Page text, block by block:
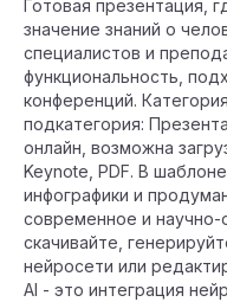
Готовая презентация,
значение знаний о
специалистов и
функциональность,
конференций.
подкатегория:
онлайн, возможна
Keynote, PDF. В
инфографики и
современное и
скачивайте,
нейросети или
AI - это интеграция